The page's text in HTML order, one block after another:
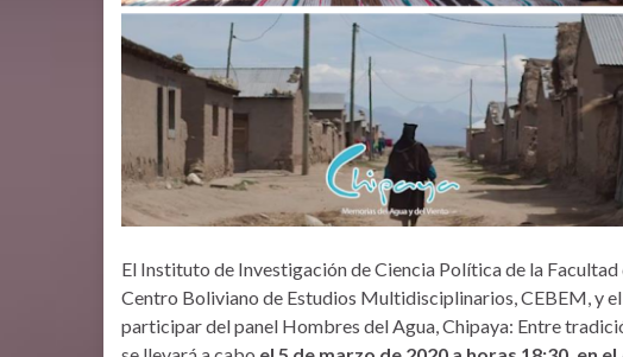
El Instituto de Investigación de Ciencia Política de la
Centro Boliviano de Estudios Multidisciplinarios, CEBEM, y
participar del panel Hombres del Agua, Chipaya: Entre